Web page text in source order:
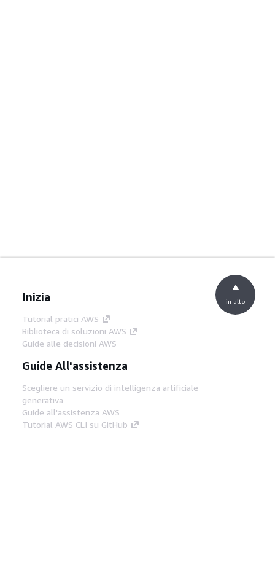
Inizia
Tutorial pratici AWS
Biblioteca di soluzioni AWS
Guide alle decisioni AWS
Guide All'assistenza
Scegliere un servizio di intelligenza artificiale
generativa
Guide all'assistenza AWS
Tutorial AWS CLI su GitHub
in alto